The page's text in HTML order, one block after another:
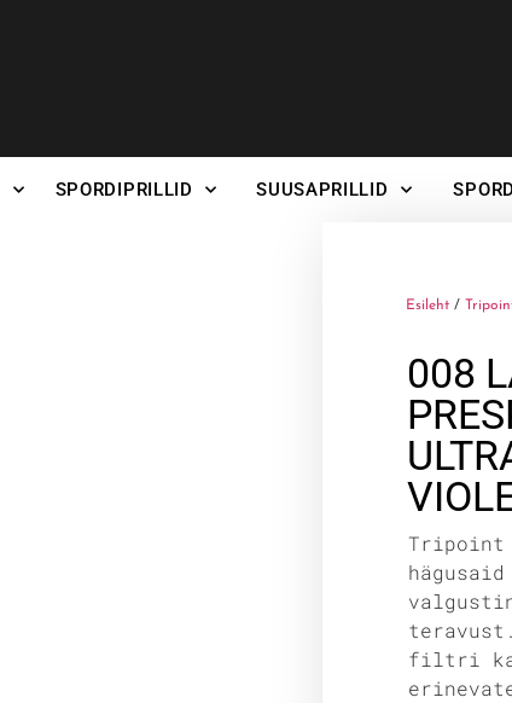
SPORDIPRILLID SUUSAPRILLID
Esileht /
008
Tripoint
filtri